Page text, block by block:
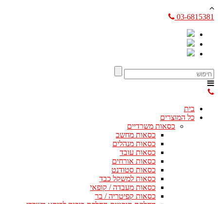
03-6815381
בית
כל המוצרים
כסאות משרדיים
כסאות מחשב
כסאות מנהלים
כסאות עובד
כסאות אורחים
כסאות סטודנט
כסאות למשקל כבד
כסאות מעבדה / קופאי
כסאות קפיטריה / בר